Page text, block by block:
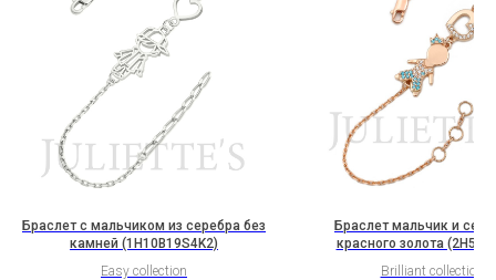
Браслет с мальчиком из серебра без
камней (1H10B19S4K2)
Easy collection
Браслет мальчик и
красного золота
Brilliant collection